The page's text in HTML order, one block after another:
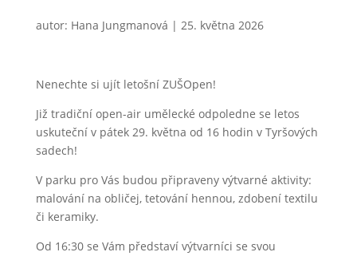
autor: Hana Jungmanová | 25. května 2026
Nenechte si ujít letošní ZUŠOpen!
Již tradiční open-air umělecké odpoledne se letos
uskuteční v pátek 29. května od 16 hodin v Tyršových
sadech!
V parku pro Vás budou připraveny výtvarné aktivity:
malování na obličej, tetování hennou, zdobení textilu
či keramiky.
Od 16:30 se Vám představí výtvarníci se svou